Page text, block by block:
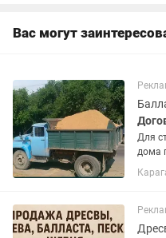
Вас могут
Для
дома